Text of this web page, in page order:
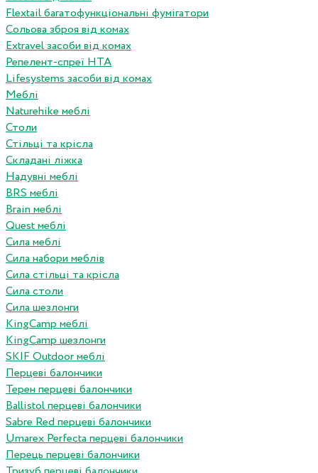
Flextail багатофункціональні фумігатори
Сольова зброя від комах
Extravel засоби від комах
Репелент-спреї HTA
Lifesystems засоби від комах
Меблі
Naturehike меблі
Столи
Стільці та крісла
Складані ліжка
Надувні меблі
BRS меблі
Brain меблі
Quest меблі
Сила меблі
Сила набори меблів
Сила стільці та крісла
Сила столи
Сила шезлонги
KingCamp меблі
KingCamp шезлонги
SKIF Outdoor меблі
Перцеві балончики
Терен перцеві балончики
Ballistol перцеві балончики
Sabre Red перцеві балончики
Umarex Perfecta перцеві балончики
Перець перцеві балончики